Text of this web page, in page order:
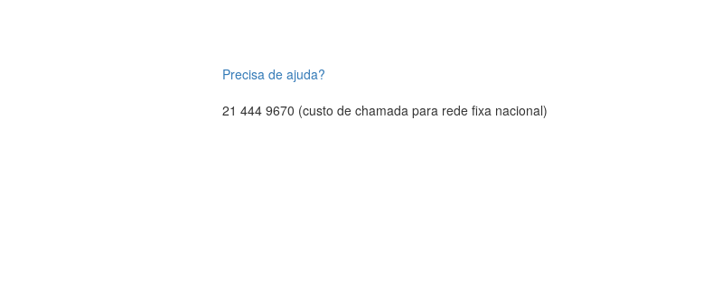
Precisa de ajuda?
21 444 9670 (custo de chamada para rede fixa nacional)